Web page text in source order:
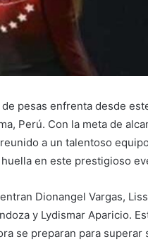
pesas enfrenta desde
Perú. Con la meta de
a un talentoso
en este prestigioso
Dionangel Vargas,
y Lydismar Aparicio.
se preparan para superar